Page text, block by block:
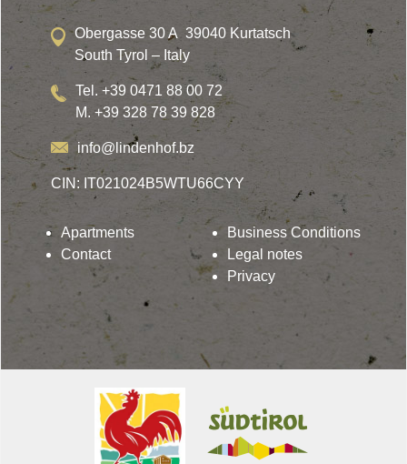
Obergasse 30 A 39040 Kurtatsch
South Tyrol – Italy
Tel. +39 0471 88 00 72
M. +39 328 78 39 828
info@lindenhof.bz
CIN: IT021024B5WTU66CYY
Apartments
Contact
Business Conditions
Legal notes
Privacy
Lindenhof